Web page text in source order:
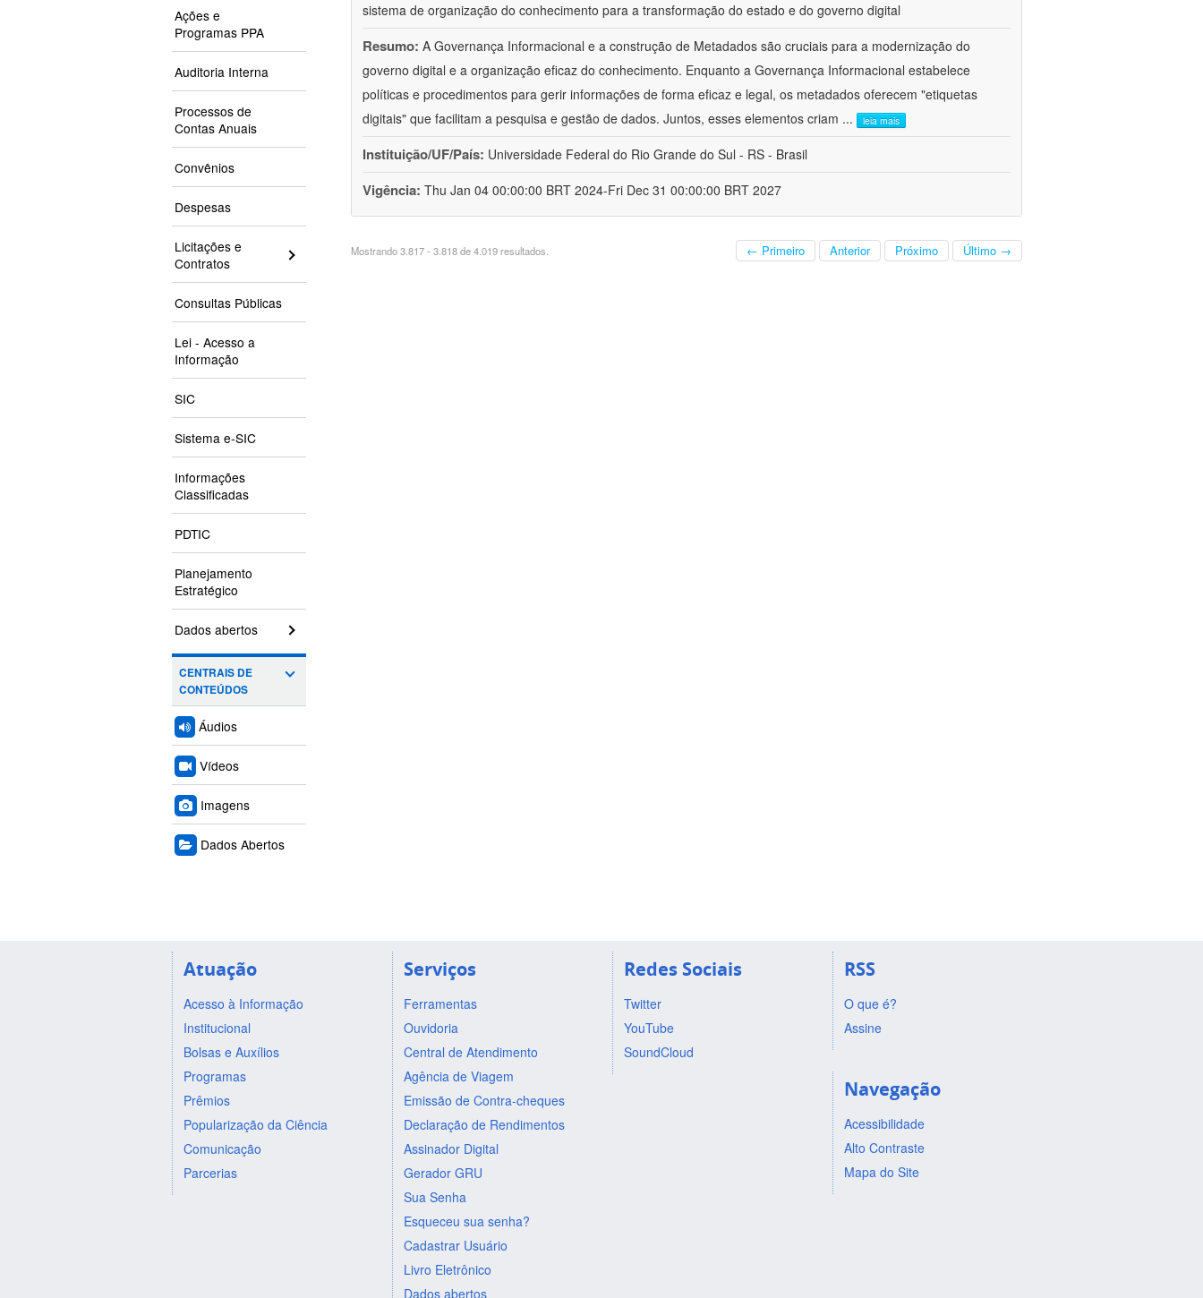
Ações e
Programas PPA
Auditoria Interna
Processos de
Contas Anuais
Convênios
Despesas
Licitações e
Contratos
Consultas Públicas
Lei - Acesso a
Informação
SIC
Sistema e-SIC
Informações
Classificadas
PDTIC
Planejamento
Estratégico
Dados abertos
CENTRAIS DE
CONTEÚDOS
Áudios
Vídeos
Imagens
Dados Abertos
sistema de organização do conhecimento para a transformação do estado e do governo digital
Resumo: A Governança Informacional e a construção de Metadados são cruciais para a modernização do
governo digital e a organização eficaz do conhecimento. Enquanto a Governança Informacional estabelece
políticas e procedimentos para gerir informações de forma eficaz e legal, os metadados oferecem "etiquetas
digitais" que facilitam a pesquisa e gestão de dados. Juntos, esses elementos criam ... leia mais
Instituição/UF/País: Universidade Federal do Rio Grande do Sul - RS - Brasil
Vigência: Thu Jan 04 00:00:00 BRT 2024-Fri Dec 31 00:00:00 BRT 2027
Mostrando 3.817 - 3.818 de 4.019 resultados. ← Primeiro Anterior Próximo Último →
Atuação
Acesso à Informação
Institucional
Bolsas e Auxílios
Programas
Prêmios
Popularização da Ciência
Comunicação
Parcerias
Serviços
Ferramentas
Ouvidoria
Central de Atendimento
Agência de Viagem
Emissão de Contra-cheques
Declaração de Rendimentos
Assinador Digital
Gerador GRU
Sua Senha
Esqueceu sua senha?
Cadastrar Usuário
Livro Eletrônico
Dados abertos
Redes Sociais
Twitter
YouTube
SoundCloud
RSS
O que é?
Assine
Navegação
Acessibilidade
Alto Contraste
Mapa do Site